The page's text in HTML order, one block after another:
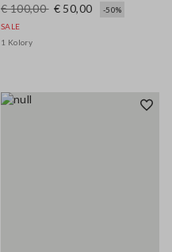
€ 100,00 € 50,00
-50%
SALE
1 Kolory